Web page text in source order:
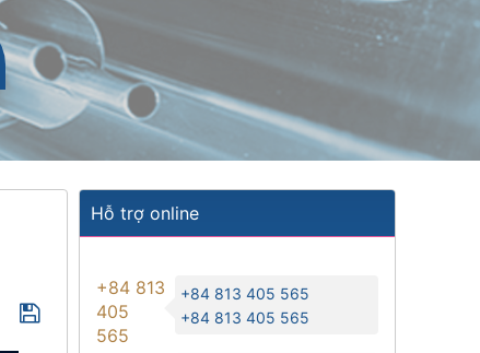
Lithuania
Hỗ trợ online
+84 813
405
565
+84 813 405 565
+84 813 405 565